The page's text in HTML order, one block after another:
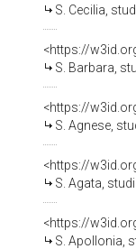
S. Cecilia, studio per
<https://
S. Barbara, studio per
<https://
S. Agnese, studio per
<https://
S. Agata, studio per la
<https://
S. Apollonia, studio per